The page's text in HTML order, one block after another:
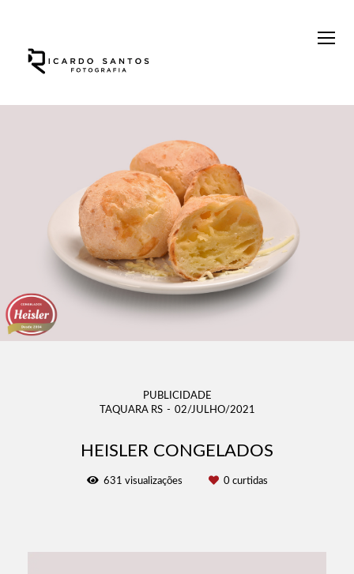
PUBLICIDADE
TAQUARA RS
02/JULHO/2021
HEISLER CONGELADOS
631 visualizações 0curtidas